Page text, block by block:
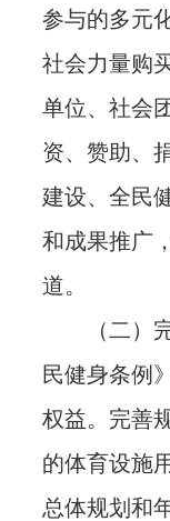
参与的多元
社会力量购
单位、社会
资、赞助、
建设、全民
和成果推广
道。
（二）完
民健身条例
权益。完善
的体育设施
总体规划和